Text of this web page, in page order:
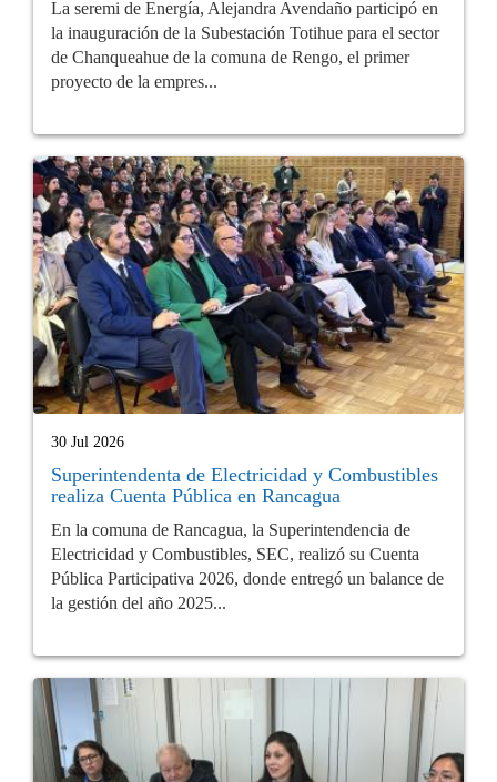
La seremi de Energía, Alejandra Avendaño participó en
la inauguración de la Subestación Totihue para el sector
de Chanqueahue de la comuna de Rengo, el primer
proyecto de la empres...
30 Jul 2026
Superintendenta de Electricidad y Combustibles
realiza Cuenta Pública en Rancagua
En la comuna de Rancagua, la Superintendencia de
Electricidad y Combustibles, SEC, realizó su Cuenta
Pública Participativa 2026, donde entregó un balance de
la gestión del año 2025...